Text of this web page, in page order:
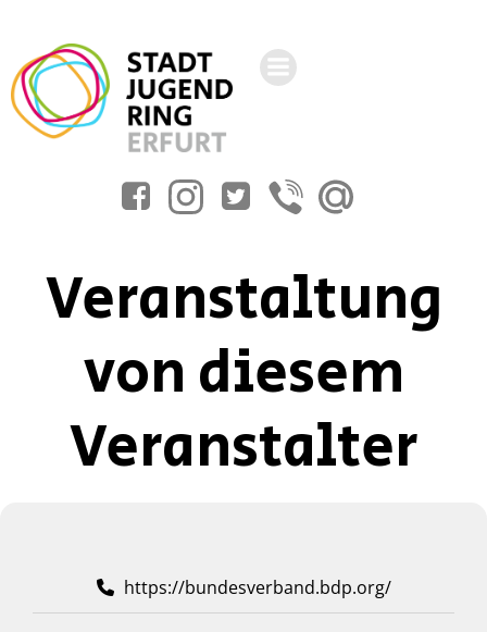
springen
Veranstaltung
von diesem
Veranstalter
https://bundesverband.bdp.org/